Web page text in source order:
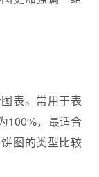
表。常用于表
100%，最适合
图的类型比较